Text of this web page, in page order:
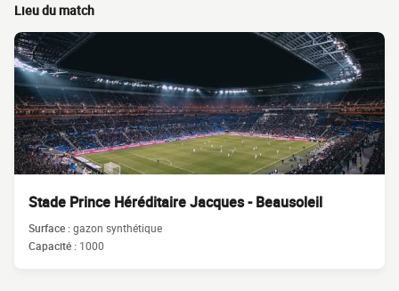
Lieu du match
Stade Prince Héréditaire Jacques - Beausoleil
Surface :gazon synthétique
Capacité : 1000